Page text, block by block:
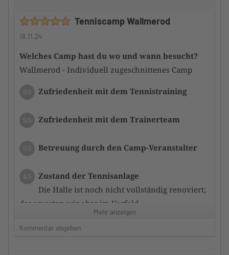
Zeitplan und Train ingsinhalte waren vorher
bekannt, vorbildlich.
Wir kommen gerne wieder.
Zustand der Tennisanlage
Rebound-Ace Belag. Macht richtig Bock:)
Sanitäre Anlagen, Lobby und Tennisshop in einem
super Zustand.
5/5
Hatten das AS Partnerhotel Nassau-Oranien in
Alles bestens, gute Verpflegung innerhalb der
Halbpension und schöner Spa-Bereich.
Tenniscamp Wallmerod
18.11.24
Welches Camp hast du wo und wann besucht?
Wallmerod - Individuell zugeschnittenes Camp
5/5 Zufriedenheit mit dem Tennistraining
5/5 Zufriedenheit mit dem Trainerteam
5/5 Betreuung durch den Camp-Veranstalter
4/5
Zustand der Tennisanlage
Die Halle ist noch nicht vollständig renoviert;
das wussten wir aber im Vorfeld
3/5
Zufriedenheit mit dem Hotel
Mehr anzeigen
Kommentar abgeben